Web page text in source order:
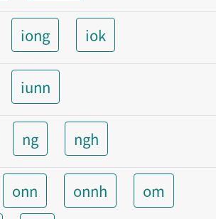
iong iok
iunn
ng ngh
onn onnh
om